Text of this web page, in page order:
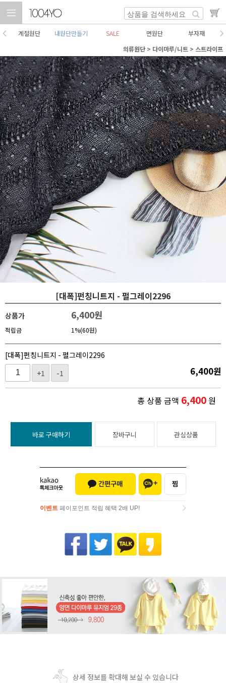
계절원단 내원단만들기 SALE 면원단
부자재
의류원단 > 다이마루/니트 > 스트라이프
[대폭]펀칭니트지 - 펄그레이2296
상품가 6,400원
적립금 1%(60원)
[대폭]펀칭니트지 - 펄그레이2296
+1
-1 6,400원
총 상품 금액 6,400원
바로 구매하기 장바구니 관심상품
이벤트 페이포인트 적립 혜택 2배 UP!
상세 정보를 확대해 보실 수 있습니다